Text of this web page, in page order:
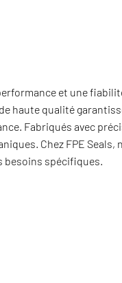
et une
haute qualité
Fabriqués avec
Chez FPE Seals,
besoins spécifiques.